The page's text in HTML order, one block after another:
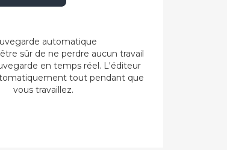
automatique
sûr de ne perdre aucun travail
en temps réel. L'éditeur
tout pendant que
vous travaillez.